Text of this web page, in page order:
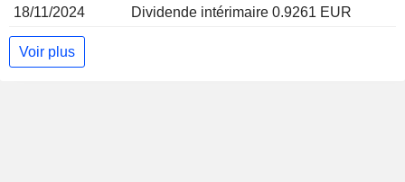
18/11/2024
Dividende intérimaire 0.9261 EUR
Voir plus